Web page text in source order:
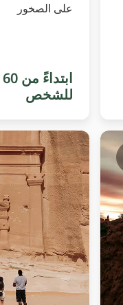
على الصخور
للشخص